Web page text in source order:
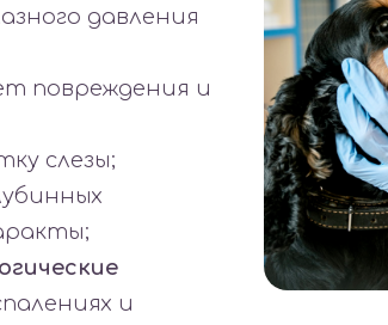
давления
повреждения и
слезы;
и